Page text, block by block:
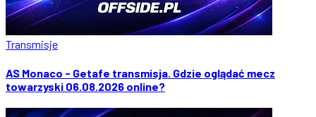
Transmisje
AS Monaco - Getafe transmisja. Gdzie oglądać mecz
towarzyski 06.08.2026 online?